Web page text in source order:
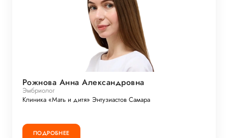
Рожнова Анна Александровна
Эмбриолог
Клиника «Мать и дитя» Энтузиастов Самара
ПОДРОБНЕЕ